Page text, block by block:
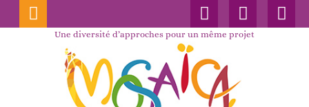
Une diversité d’approches pour un même projet